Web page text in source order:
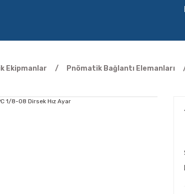
Ekipmanlar Pnömatik Bağlantı Elemanları